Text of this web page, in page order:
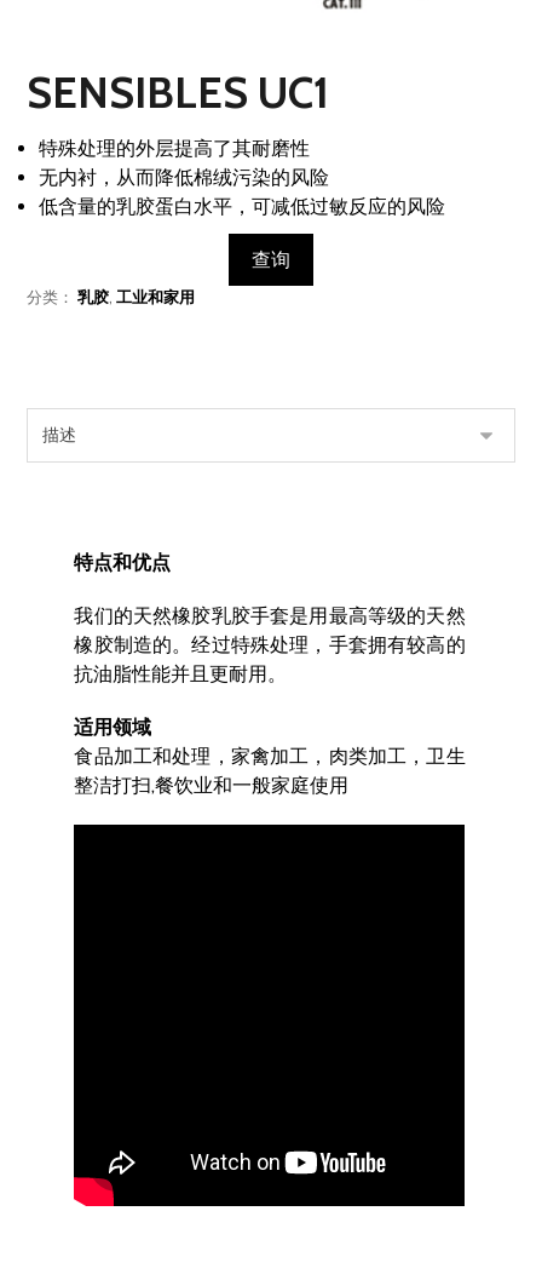
SENSIBLES UC1
特殊处理的外层提高了其耐磨性
无内衬，从而降低棉绒污染的风险
低含量的乳胶蛋白水平，可减低过敏反应的风险
查询
分类：乳胶 ,工业和家用
特点和优点
我们的天然橡胶乳胶手套是用最高等级的天然
橡胶制造的。经过特殊处理，手套拥有较高的
抗油脂性能并且更耐用。
适用领域
食品加工和处理，家禽加工，肉类加工，卫生
整洁打扫,餐饮业和一般家庭使用